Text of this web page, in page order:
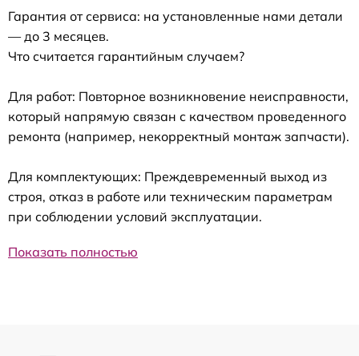
Гарантия от сервиса: на установленные нами детали
— до 3 месяцев.
Что считается гарантийным случаем?
Для работ: Повторное возникновение неисправности,
который напрямую связан с качеством проведенного
ремонта (например, некорректный монтаж запчасти).
Для комплектующих: Преждевременный выход из
строя, отказ в работе или техническим параметрам
при соблюдении условий эксплуатации.
Показать полностью